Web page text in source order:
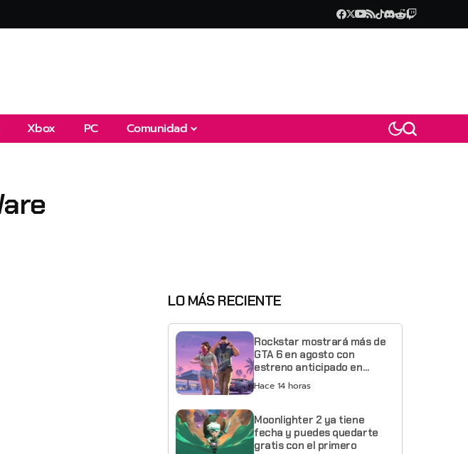
Xbox PC Comunidad
LO MÁS RECIENTE
Rockstar mostrará más de
GTA 6 en agosto con
estreno anticipado en
Netflix
Hace 14 horas
Moonlighter 2 ya tiene
fecha y puedes quedarte
gratis con el primero